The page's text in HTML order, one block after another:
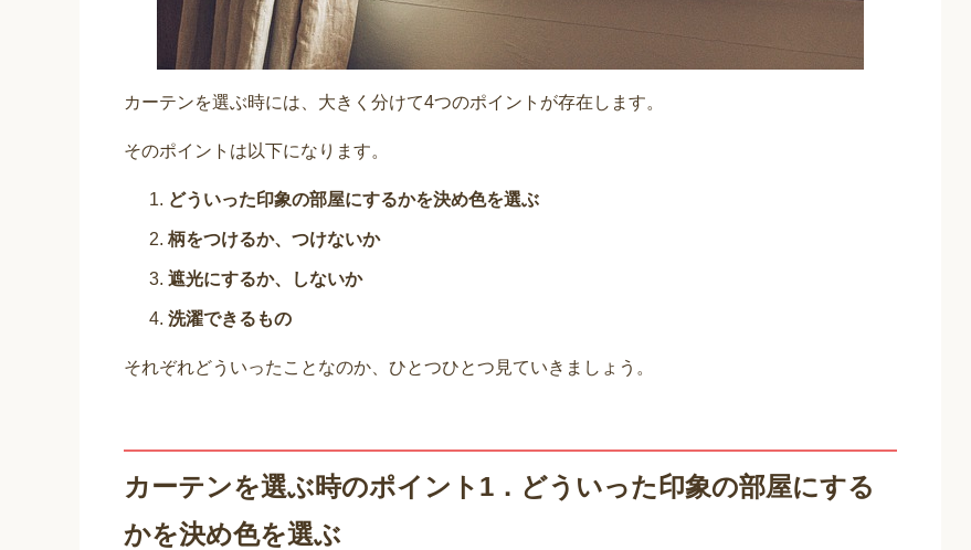
カーテンを選ぶ時には、大きく分けて4つのポイントが存在します。
そのポイントは以下になります。
どういった印象の部屋にするかを決め色を選ぶ
柄をつけるか、つけないか
遮光にするか、しないか
洗濯できるもの
それぞれどういったことなのか、ひとつひとつ見ていきましょう。
カーテンを選ぶ時のポイント1．どういった印象の部屋にする
かを決め色を選ぶ